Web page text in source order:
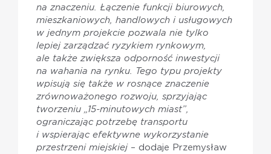
na znaczeniu. Łączenie funkcji biurowych,
mieszkaniowych, handlowych i usługowych
w jednym projekcie pozwala nie tylko
lepiej zarządzać ryzykiem rynkowym,
ale także zwiększa odporność inwestycji
na wahania na rynku. Tego typu projekty
wpisują się także w rosnące znaczenie
zrównoważonego rozwoju, sprzyjając
tworzeniu „15-minutowych miast”,
ograniczając potrzebę transportu
i wspierając efektywne wykorzystanie
przestrzeni miejskiej – dodaje Przemysław